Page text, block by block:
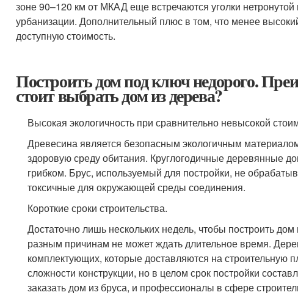
зоне 90–120 км от МКАД еще встречаются уголки
урбанизации. Дополнительный плюс в том, что менее
доступную стоимость.
Построить дом под ключ недорого.
стоит выбрать дом из дерева?
Высокая экологичность при сравнительно невысокой
Древесина является безопасным экологичным
здоровую среду обитания. Круглогодичные деревянные
грибком. Брус, используемый для постройки, не
токсичные для окружающей среды соединения.
Короткие сроки строительства.
Достаточно лишь нескольких недель, чтобы построить
разным причинам не может ждать длительное время.
комплектующих, которые доставляются на строительную
сложности конструкции, но в целом срок постройки
заказать дом из бруса, и профессионалы в сфере